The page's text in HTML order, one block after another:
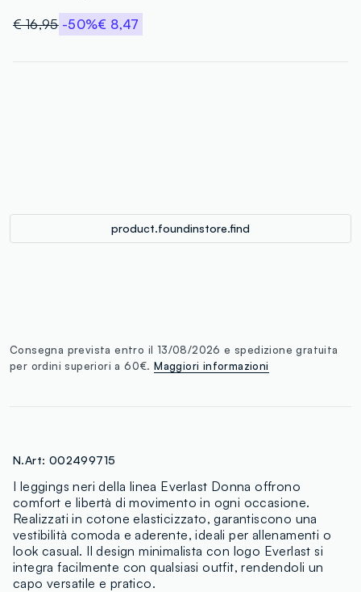
€ 16,95 -50%€ 8,47
product.foundinstore.find
Consegna prevista entro il 13/08/2026 e spedizione gratuita
per ordini superiori a 60€.Maggiori informazioni
N.Art: 002499715
I leggings neri della linea Everlast Donna offrono
comfort e libertà di movimento in ogni occasione.
Realizzati in cotone elasticizzato, garantiscono una
vestibilità comoda e aderente, ideali per allenamenti o
look casual. Il design minimalista con logo Everlast si
integra facilmente con qualsiasi outfit, rendendoli un
capo versatile e pratico.